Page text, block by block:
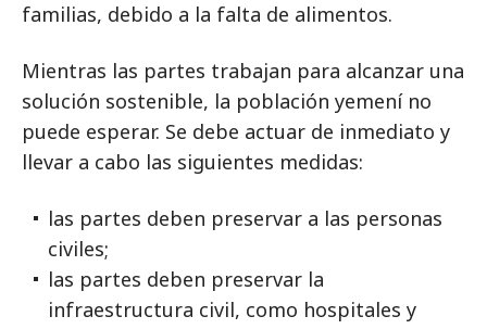
familias, debido a la falta de alimentos.
Mientras las partes trabajan para alcanzar una
solución sostenible, la población yemení no
puede esperar. Se debe actuar de inmediato y
llevar a cabo las siguientes medidas:
las partes deben preservar a las personas
civiles;
las partes deben preservar la
infraestructura civil, como hospitales y